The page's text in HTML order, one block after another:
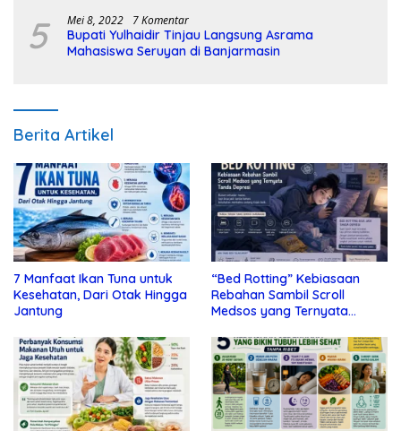
5 Mei 8, 2022 7 Komentar
Bupati Yulhaidir Tinjau Langsung Asrama
Mahasiswa Seruyan di Banjarmasin
Berita Artikel
7 Manfaat Ikan Tuna untuk
Kesehatan, Dari Otak Hingga
Jantung
“Bed Rotting” Kebiasaan
Rebahan Sambil Scroll
Medsos yang Ternyata